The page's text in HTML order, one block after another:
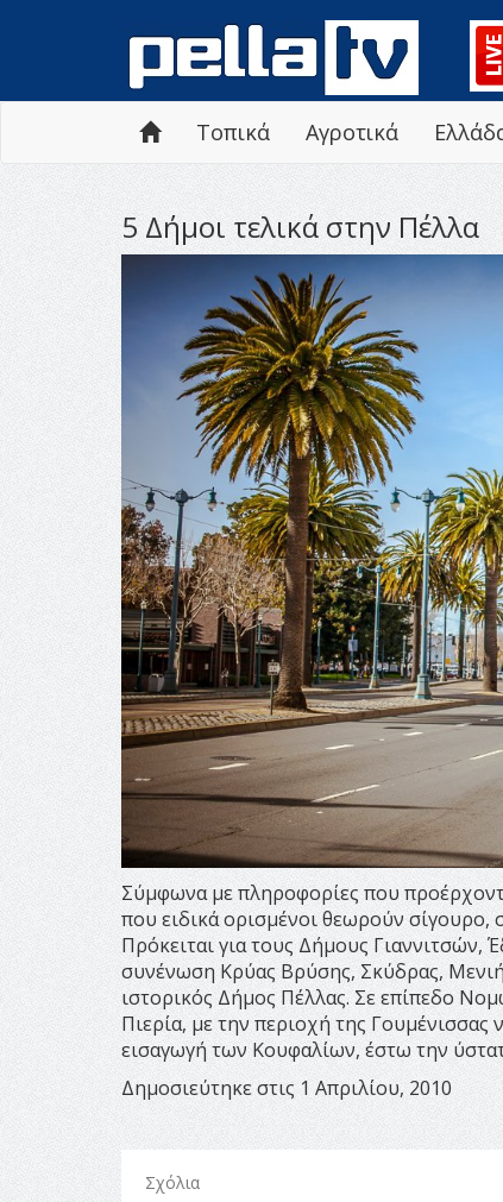
Τοπικά Αγροτικά
5 Δήμοι τελικά στην Πέλλα
Σύμφωνα με πληροφορίες που
που ειδικά ορισμένοι θεωρούν
Πρόκειται για τους Δήμους Γιαννιτσών,
συνένωση Κρύας Βρύσης, Σκύδρας,
ιστορικός Δήμος Πέλλας. Σε επίπεδο
Πιερία, με την περιοχή της Γουμένισσας
εισαγωγή των Κουφαλίων, έστω την
Δημοσιεύτηκε στις 1 Απριλίου, 2010
Σχόλια